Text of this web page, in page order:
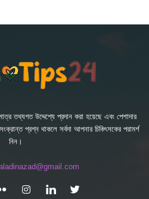
তথ্যগত উদ্দেশ্যে প্রদান করা হয়েছে এবং পেশাদার
প্রশ্ন থাকলে সর্বদা আপনার চিকিৎসকের পরামর্শ
নিন।